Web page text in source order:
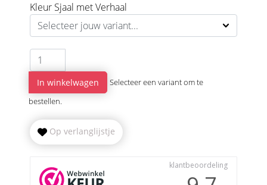
Kleur Sjaal met Verhaal
In winkelwagen
Selecteer een variant om te
bestellen.
Op verlanglijstje